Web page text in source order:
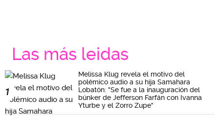
Las más leidas
1
Melissa Klug revela el motivo del
polémico audio a su hija Samahara
Lobatón: "Se fue a la inauguración del
búnker de Jefferson Farfán con Ivanna
Yturbe y el Zorro Zupe"